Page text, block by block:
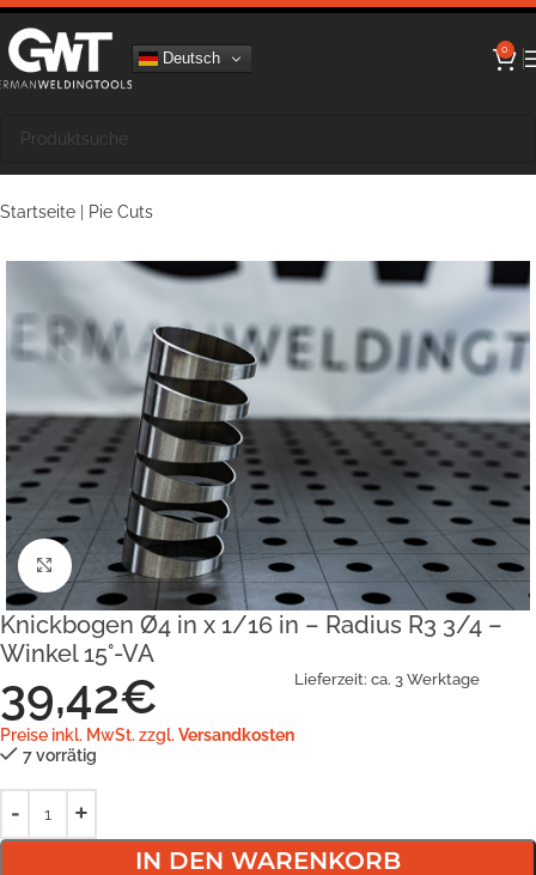
Deutsch 0
Startseite Pie Cuts
Klick zum Vergrößern
Knickbogen Ø4 in x 1/16 in – Radius R3 3/4 –
Winkel 15°-VA
39,42€
Preise inkl. MwSt. zzgl. Versandkosten
Lieferzeit: ca. 3 Werktage
7 vorrätig
IN DEN WARENKORB